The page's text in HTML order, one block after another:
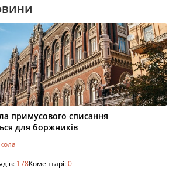
примусового списання
для боржників
178Коментарі:0